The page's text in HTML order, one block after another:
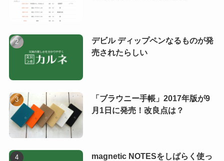
デビル ディップペンなるものが発
売されたらしい
「ブラウニー手帳」2017年版が9
月1日に発売！改良点は？
magnetic NOTESをしばらく使っ